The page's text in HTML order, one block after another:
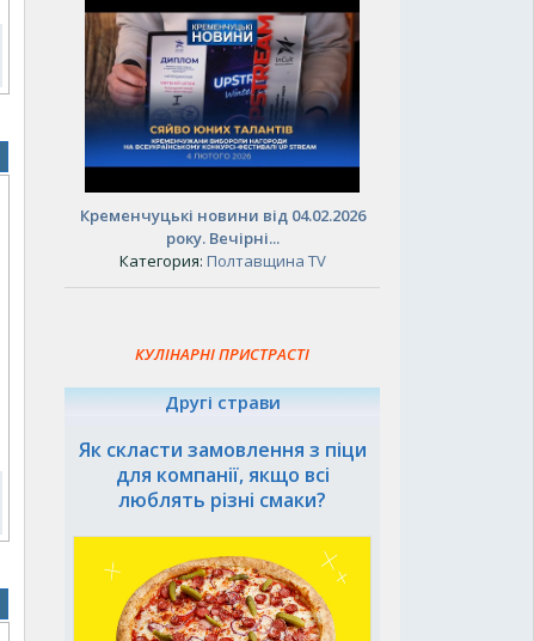
Кременчуцькі новини від 04.02.2026
року. Вечірні...
Категория: Полтавщина TV
КУЛІНАРНІ ПРИСТРАСТІ
Другі страви
Як скласти замовлення з піци
для компанії, якщо всі
люблять різні смаки?